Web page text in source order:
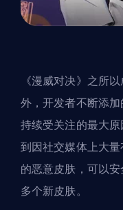
《漫威对决》之所
外，开发者不断添
持续受关注的最大
到因社交媒体上大
的恶意皮肤，可以
多个新皮肤。